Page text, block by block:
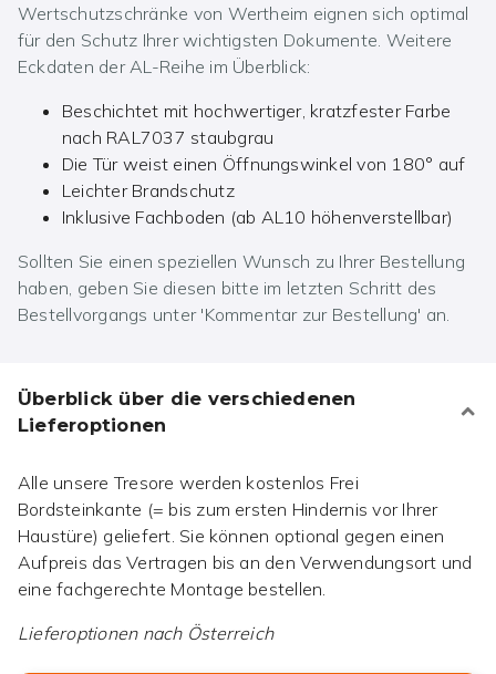
Wertschutzschränke von Wertheim eignen sich optimal
für den Schutz Ihrer wichtigsten Dokumente. Weitere
Eckdaten der AL-Reihe im Überblick:
Beschichtet mit hochwertiger, kratzfester Farbe
nach RAL7037 staubgrau
Die Tür weist einen Öffnungswinkel von 180° auf
Leichter Brandschutz
Inklusive Fachboden (ab AL10 höhenverstellbar)
Sollten Sie einen speziellen Wunsch zu Ihrer Bestellung
haben, geben Sie diesen bitte im letzten Schritt des
Bestellvorgangs unter 'Kommentar zur Bestellung' an.
Überblick über die verschiedenen
Lieferoptionen
Alle unsere Tresore werden kostenlos Frei
Bordsteinkante (= bis zum ersten Hindernis vor Ihrer
Haustüre) geliefert. Sie können optional gegen einen
Aufpreis das Vertragen bis an den Verwendungsort und
eine fachgerechte Montage bestellen.
Lieferoptionen nach Österreich